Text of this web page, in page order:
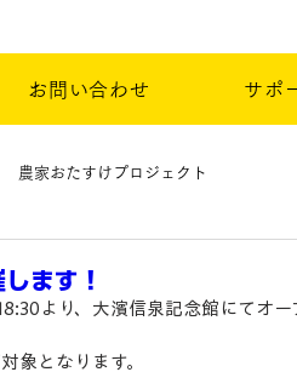
お問い合わせ サポ
農家おたすけプロジェクト
ます！
より、大濱信泉記念館にてオー
象となります。